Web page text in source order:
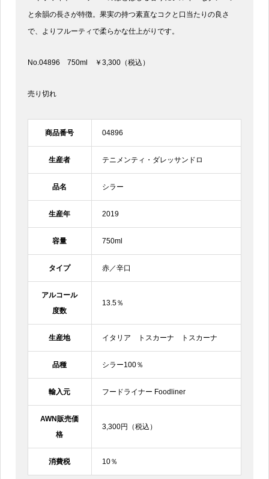
と余韻の長さが特徴。果実の持つ素直なコクと口当たりの良さ
で、よりフルーティで柔らかな仕上がりです。
No.04896 750ml ￥3,300（税込）
売り切れ
商品番号 04896
生産者 テニメンティ・ダレッサンドロ
品名 シラー
生産年 2019
容量 750ml
タイプ 赤／辛口
アルコール
度数
13.5％
生産地 イタリア トスカーナ トスカーナ
品種 シラー100％
輸入元 フードライナー Foodliner
AWN販売価
格
3,300円（税込）
消費税 10％